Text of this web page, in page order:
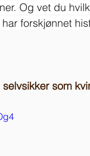
Og vet du
forskjønnet
som